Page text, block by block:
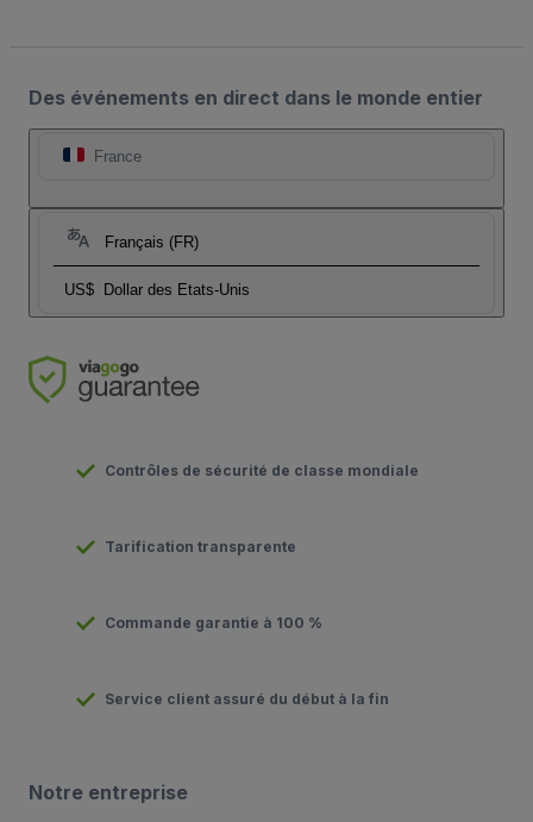
Des événements en direct dans le monde entier
France
Français (FR)
US$ Dollar des Etats-Unis
Contrôles de sécurité de classe mondiale
Tarification transparente
Commande garantie à 100 %
Service client assuré du début à la fin
Notre entreprise